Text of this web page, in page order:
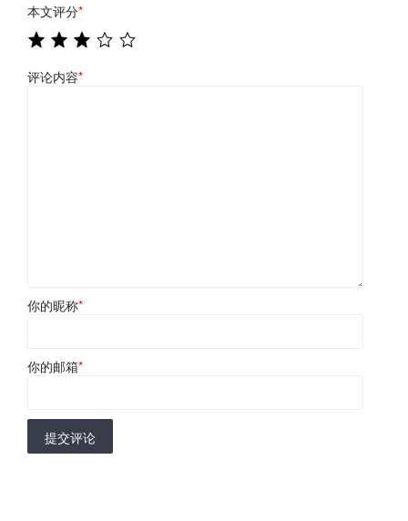
本文评分*
评论内容*
你的昵称*
你的邮箱*
提交评论